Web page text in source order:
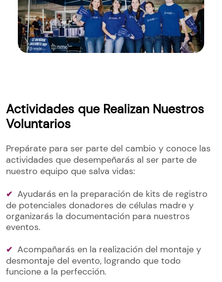
Actividades que Realizan Nuestros
Voluntarios
Prepárate para ser parte del cambio y conoce las
actividades que desempeñarás al ser parte de
nuestro equipo que salva vidas:
Ayudarás en la preparación de kits de registro
de potenciales donadores de células madre y
organizarás la documentación para nuestros
eventos.
Acompañarás en la realización del montaje y
desmontaje del evento, logrando que todo
funcione a la perfección.